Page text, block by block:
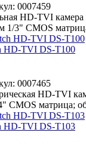
0007459
HD-TVI камера
1/3" CMOS
HD-TVI DS-T100
0007465
HD-TVI
CMOS матрица;
HD-TVI DS-T103